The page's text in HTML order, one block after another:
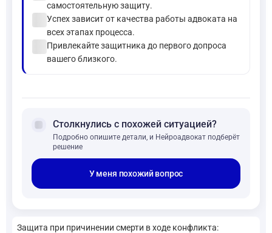
самостоятельную защиту.
Успех зависит от качества работы адвоката на
всех этапах процесса.
Привлекайте защитника до первого допроса
вашего близкого.
forum Столкнулись с похожей ситуацией?
Подробно опишите детали, и Нейроадвокат подберёт
решение
У меня похожий вопрос
Защита при причинении смерти в ходе конфликта: